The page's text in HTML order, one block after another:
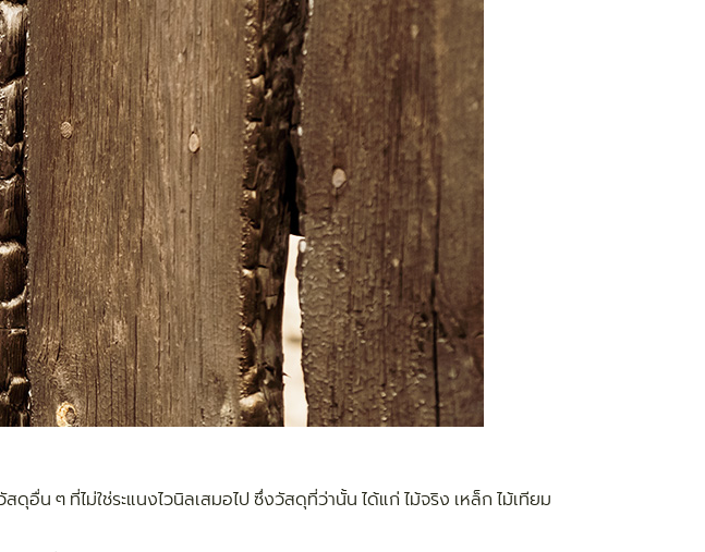
ดุอื่น ๆ ที่ไม่ใช่ระแนงไวนิลเสมอไป ซึ่งวัสดุที่ว่านั้น ได้แก่ ไม้จริง เหล็ก ไม้เทียม